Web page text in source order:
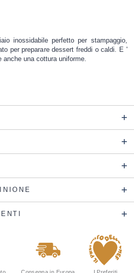
inossidabile perfetto per stampaggio,
per preparare dessert freddi o caldi. E '
una cottura uniforme.
Consegna in Europa
I Preferiti